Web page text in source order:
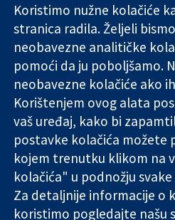
Pouzdani dokazi.
Utemeljeni
dokazi.
Bolje zdravlje.
London
W1G 0AN
Ujedinjeno
Kraljevstvo
The Cochrane Collaboration is a
company limited by guarantee (no.
England & Wales. VAT registration
Koristimo nužne kolačiće
stranica radila. Željeli
neobavezne analitičke
pomoći da ju poboljšamo.
neobavezne kolačiće ako
Korištenjem ovog alata
vaš uređaj, kako bi
postavke kolačića možete
kojem trenutku klikom na
kolačića" u podnožju
Za detaljnije informacije o
koristimo pogledajte našu